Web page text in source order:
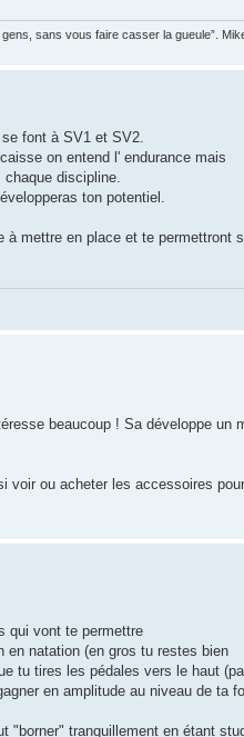
sans vous faire casser la gueule”.
font à SV1 et SV2.
on entend l' endurance mais
discipline.
ton potentiel.
à mettre en place et te permettront
beaucoup ! Sa développe un
ou acheter les accessoires
qui vont te permettre
en natation (en gros tu restes bien
tu tires les pédales vers le haut
en amplitude au niveau de ta
"borner" tranquillement en étant